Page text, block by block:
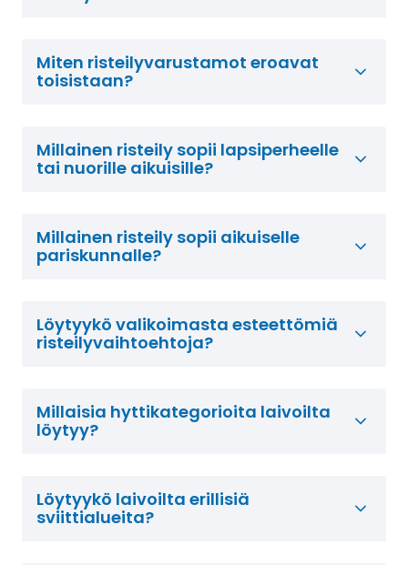
Miten risteilyvarustamot eroavat
toisistaan?
Millainen risteily sopii lapsiperheelle
tai nuorille aikuisille?
Millainen risteily sopii aikuiselle
pariskunnalle?
Löytyykö valikoimasta esteettömiä
risteilyvaihtoehtoja?
Millaisia hyttikategorioita laivoilta
löytyy?
Löytyykö laivoilta erillisiä
sviittialueita?